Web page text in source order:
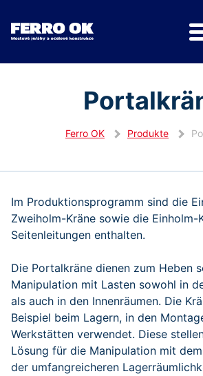
Ferro OK Produkte
Im Produktionsprogramm sind die
Zweiholm-Kräne sowie die Einholm-
Seitenleitungen enthalten.
Die Portalkräne dienen zum Heben
Manipulation mit Lasten sowohl in
als auch in den Innenräumen. Die
Beispiel beim Lagern, in den
Werkstätten verwendet. Diese
Lösung für die Manipulation mit
der umfangreicheren